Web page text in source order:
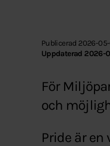
Publicerad 2026-
Uppdaterad 2026-
För
och
Pride är